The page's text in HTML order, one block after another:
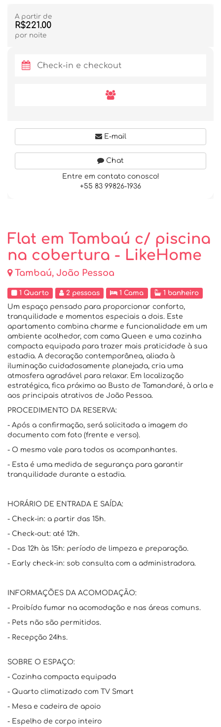
Flat em Tambaú c/ piscina
na cobertura - LikeHome
Tambaú, João Pessoa
1 Quarto 2 pessoas 1 Cama
1 banheiro
Um espaço pensado para proporcionar conforto,
tranquilidade e momentos especiais a dois. Este
apartamento combina charme e funcionalidade em um
ambiente acolhedor, com cama Queen e uma cozinha
compacta equipada para trazer mais praticidade à sua
estadia. A decoração contemporânea, aliada à
iluminação cuidadosamente planejada, cria uma
atmosfera agradável para relaxar. Em localização
estratégica, fica próximo ao Busto de Tamandaré, à orla e
aos principais atrativos de João Pessoa.
PROCEDIMENTO DA RESERVA:
- Após a confirmação, será solicitada a imagem do
documento com foto (frente e verso).
- O mesmo vale para todos os acompanhantes.
- Esta é uma medida de segurança para garantir
tranquilidade durante a estadia.
HORÁRIO DE ENTRADA E SAÍDA:
- Check-in: a partir das 15h.
- Check-out: até 12h.
- Das 12h às 15h: período de limpeza e preparação.
- Early check-in: sob consulta com a administradora.
INFORMAÇÕES DA ACOMODAÇÃO:
- Proibído fumar na acomodação e nas áreas comuns.
- Pets não são permitidos.
- Recepção 24hs.
SOBRE O ESPAÇO:
- Cozinha compacta equipada
- Quarto climatizado com TV Smart
- Mesa e cadeira de apoio
- Espelho de corpo inteiro
A partir de
R$221.00
por noite
E-mail
Chat
Entre em contato conosco!
+55 83 99826-1936